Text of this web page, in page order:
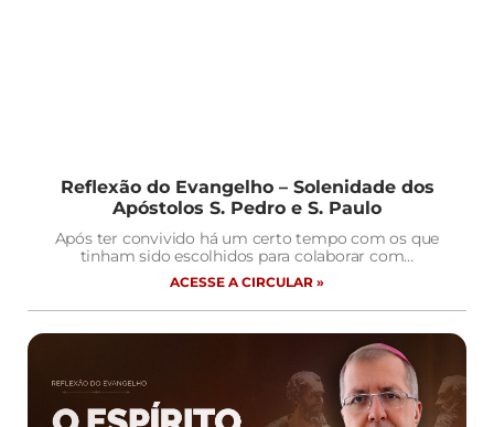
Reflexão do Evangelho – Solenidade dos
Apóstolos S. Pedro e S. Paulo
Após ter convivido há um certo tempo com os que
tinham sido escolhidos para colaborar com…
ACESSE A CIRCULAR »